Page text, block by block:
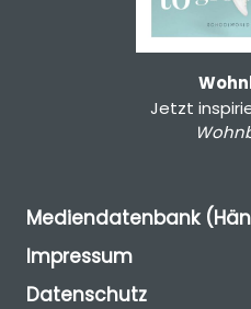
Jetzt
Mediendatenbank
Impressum
Datenschutz